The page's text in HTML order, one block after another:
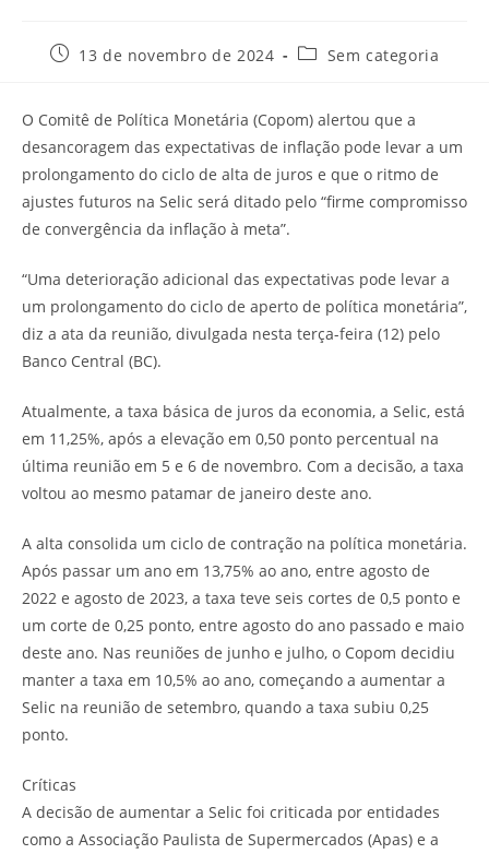
13 de novembro de 2024 Sem categoria
O Comitê de Política Monetária (Copom) alertou que a
desancoragem das expectativas de inflação pode levar a um
prolongamento do ciclo de alta de juros e que o ritmo de
ajustes futuros na Selic será ditado pelo “firme compromisso
de convergência da inflação à meta”.
“Uma deterioração adicional das expectativas pode levar a
um prolongamento do ciclo de aperto de política monetária”,
diz a ata da reunião, divulgada nesta terça-feira (12) pelo
Banco Central (BC).
Atualmente, a taxa básica de juros da economia, a Selic, está
em 11,25%, após a elevação em 0,50 ponto percentual na
última reunião em 5 e 6 de novembro. Com a decisão, a taxa
voltou ao mesmo patamar de janeiro deste ano.
A alta consolida um ciclo de contração na política monetária.
Após passar um ano em 13,75% ao ano, entre agosto de
2022 e agosto de 2023, a taxa teve seis cortes de 0,5 ponto e
um corte de 0,25 ponto, entre agosto do ano passado e maio
deste ano. Nas reuniões de junho e julho, o Copom decidiu
manter a taxa em 10,5% ao ano, começando a aumentar a
Selic na reunião de setembro, quando a taxa subiu 0,25
ponto.
Críticas
A decisão de aumentar a Selic foi criticada por entidades
como a Associação Paulista de Supermercados (Apas) e a